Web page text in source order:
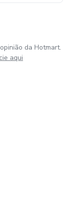
da Hotmart.
aqui